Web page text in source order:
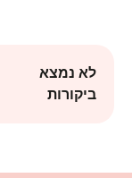
לא נמצא
ביקורות